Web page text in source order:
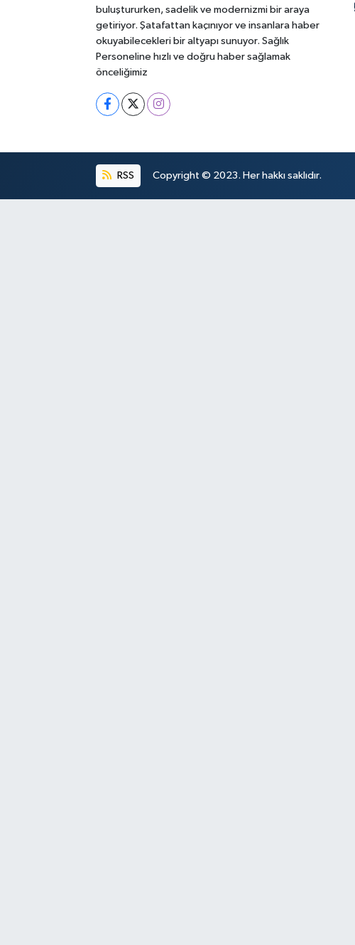
buluştururken, sadelik ve modernizmi bir araya
getiriyor. Şatafattan kaçınıyor ve insanlara haber
okuyabilecekleri bir altyapı sunuyor. Sağlık
Personeline hızlı ve doğru haber sağlamak
önceliğimiz
RSS Copyright © 2023. Her hakkı saklıdır.